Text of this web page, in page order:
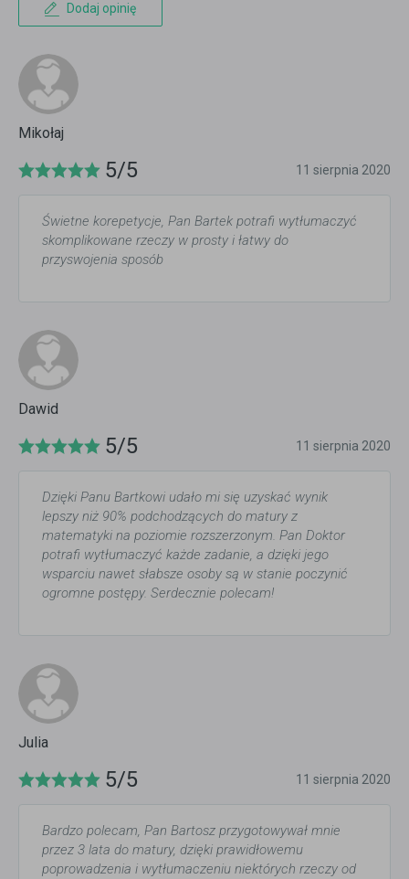
Dodaj opinię
Mikołaj
5/5 11 sierpnia 2020
Świetne korepetycje, Pan Bartek potrafi wytłumaczyć
skomplikowane rzeczy w prosty i łatwy do
przyswojenia sposób
Dawid
5/5 11 sierpnia 2020
Dzięki Panu Bartkowi udało mi się uzyskać wynik
lepszy niż 90% podchodzących do matury z
matematyki na poziomie rozszerzonym. Pan Doktor
potrafi wytłumaczyć każde zadanie, a dzięki jego
wsparciu nawet słabsze osoby są w stanie poczynić
ogromne postępy. Serdecznie polecam!
Julia
5/5 11 sierpnia 2020
Bardzo polecam, Pan Bartosz przygotowywał mnie
przez 3 lata do matury, dzięki prawidłowemu
poprowadzenia i wytłumaczeniu niektórych rzeczy od